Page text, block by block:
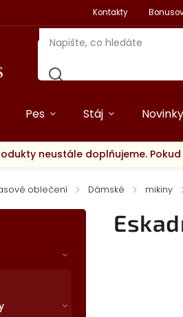
Kontakty
Pes Stáj Novinky
neustále doplňujeme.
oblečení / Dámské / mikiny